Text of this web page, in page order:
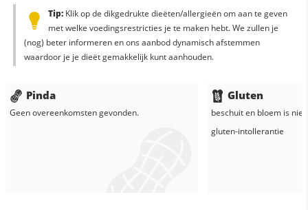
Tip:Klik op de dikgedrukte dieëten/allergieën om aan te geven
met welke voedingsrestricties je te maken hebt. We zullen je
(nog) beter informeren en ons aanbod dynamisch afstemmen
waardoor je je dieët gemakkelijk kunt aanhouden.
Pinda
Geen overeenkomsten gevonden.
Gluten
beschuiten bloemis niet
gluten-intollerantie